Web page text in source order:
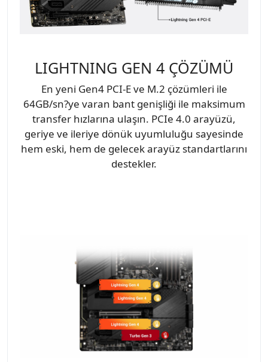
LIGHTNING GEN 4 ÇÖZÜMÜ
En yeni Gen4 PCI-E ve M.2 çözümleri ile
64GB/sn?ye varan bant genişliği ile maksimum
transfer hızlarına ulaşın. PCIe 4.0 arayüzü,
geriye ve ileriye dönük uyumluluğu sayesinde
hem eski, hem de gelecek arayüz standartlarını
destekler.